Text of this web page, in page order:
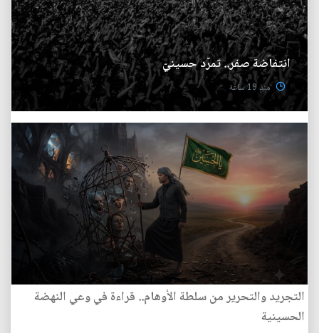
انتفاضة صفر.. تمرّد حسينيّ
منذ 19 ساعة
التجريد والتحرير من سلطة الأوهام.. قراءة في وعي النهضة
الحسينية